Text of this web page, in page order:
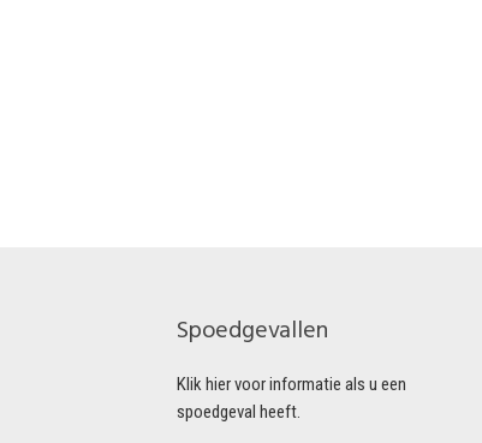
Spoedgevallen
Klik hier voor informatie als u een
spoedgeval heeft.